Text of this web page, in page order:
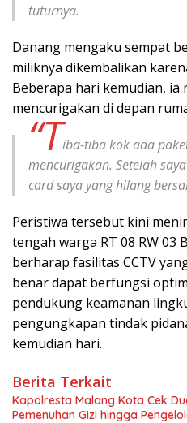
tuturnya.
Danang mengaku sempat
miliknya dikembalikan
Beberapa hari kemudian,
mencurigakan di depan
“Tiba-tiba kok ada
mencurigakan. Setelah
card saya yang hilang
Peristiwa tersebut kini
tengah warga RT 08 RW 03
berharap fasilitas CCTV
benar dapat berfungsi
pendukung keamanan
pengungkapan tindak
kemudian hari.
Berita Terkait
Kapolresta Malang Kota Cek
Pemenuhan Gizi hingga